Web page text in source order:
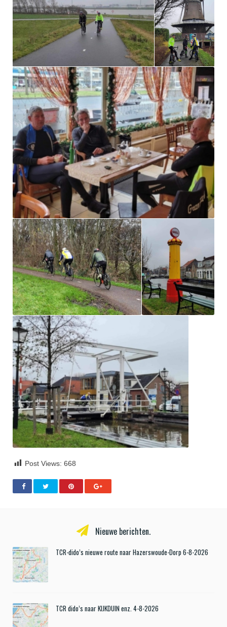
Post Views: 668
Nieuwe berichten.
TCR-dido’s nieuwe route naar Hazerswoude-Dorp 6-8-2026
TCR dido’s naar KIJKDUIN enz. 4-8-2026